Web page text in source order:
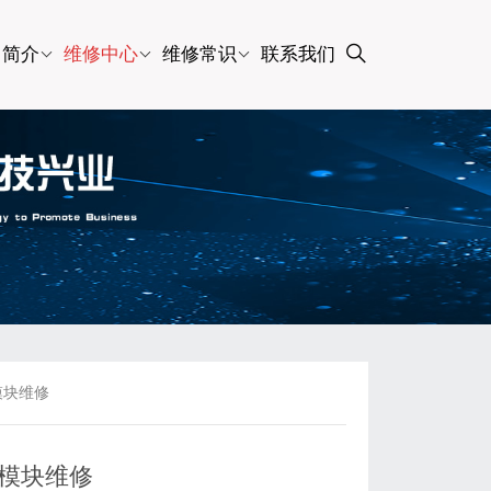
介 维修中心 维修常识 联系我们
维修
块维修